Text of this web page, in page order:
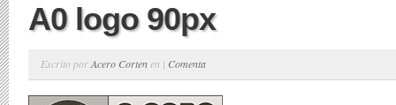
A0 logo 90px
Escrito porAcero Cortenen | Comenta